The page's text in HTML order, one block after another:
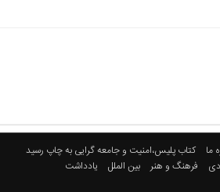
ما کتاب پلیس،امنیت و جامعه گرایی به چاپ رسید
فرهنگ و هنر بین الملل یادداشت